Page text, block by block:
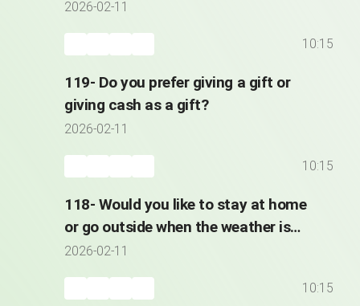
2026-02-11
10:15
119- Do you prefer giving a gift or
giving cash as a gift?
2026-02-11
10:15
118- Would you like to stay at home
or go outside when the weather is
great?
2026-02-11
10:15